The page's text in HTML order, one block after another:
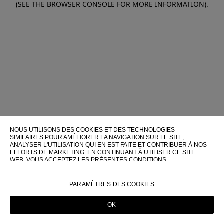
(SEE THE BROWSER CONSOLE FOR MORE INFORMATION).
NOUS UTILISONS DES COOKIES ET DES TECHNOLOGIES
SIMILAIRES POUR AMÉLIORER LA NAVIGATION SUR LE SITE,
ANALYSER L'UTILISATION QUI EN EST FAITE ET CONTRIBUER À NOS
EFFORTS DE MARKETING. EN CONTINUANT À UTILISER CE SITE
WEB, VOUS ACCEPTEZ LES PRÉSENTES CONDITIONS
POUR PLUS D'INFORMATIONS SUR CES TECHNOLOGIES ET LEUR
POLITIQUE EN MATIÈRE DE COOKIES
PARAMÈTRES DES COOKIES
OK